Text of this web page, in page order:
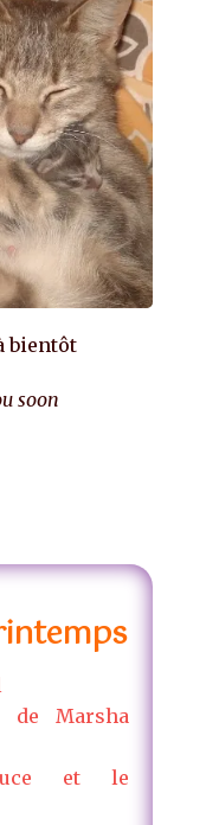
bientôt
soon
de Marsha
et le